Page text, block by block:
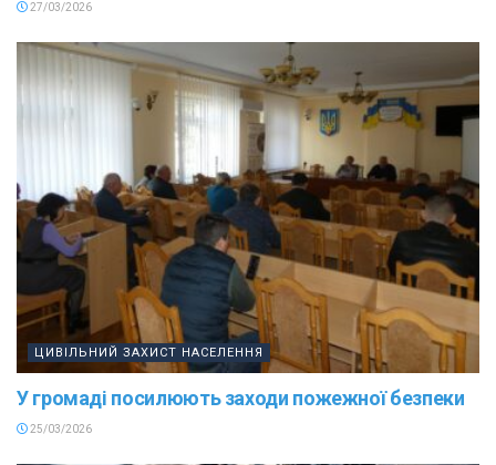
27/03/2026
ЦИВІЛЬНИЙ ЗАХИСТ НАСЕЛЕННЯ
У громаді посилюють заходи пожежної безпеки
25/03/2026